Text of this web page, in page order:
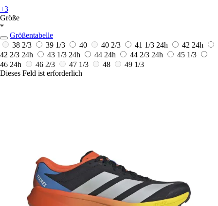
+3
Größe
*
Größentabelle
38 2/3
39 1/3 40 40 2/3 41 1/3 24h 42 24h
42 2/3 24h 43 1/3 24h 44 24h 44 2/3 24h
45 1/3
46 24h 46 2/3 47 1/3 48
49 1/3
Dieses Feld ist erforderlich